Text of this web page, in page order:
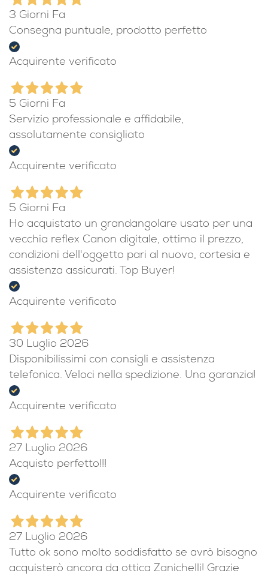
3 Giorni Fa
Consegna puntuale, prodotto perfetto
Acquirente verificato
5 Giorni Fa
Servizio professionale e affidabile,
assolutamente consigliato
Acquirente verificato
5 Giorni Fa
Ho acquistato un grandangolare usato per una
vecchia reflex Canon digitale, ottimo il prezzo,
condizioni dell'oggetto pari al nuovo, cortesia e
assistenza assicurati. Top Buyer!
Acquirente verificato
30 Luglio 2026
Disponibilissimi con consigli e assistenza
telefonica. Veloci nella spedizione. Una garanzia!
Acquirente verificato
27 Luglio 2026
Acquisto perfetto!!!
Acquirente verificato
27 Luglio 2026
Tutto ok sono molto soddisfatto se avrò bisogno
acquisterò ancora da ottica Zanichelli! Grazie